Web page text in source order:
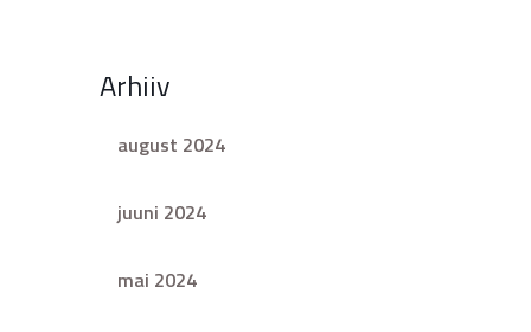
Arhiiv
august 2024
juuni 2024
mai 2024